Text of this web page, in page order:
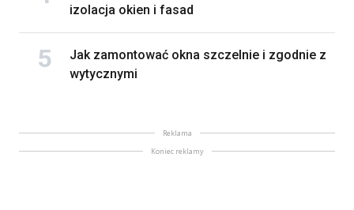
izolacja okien i fasad
Jak zamontować okna szczelnie i zgodnie z
wytycznymi
Reklama
Koniec reklamy